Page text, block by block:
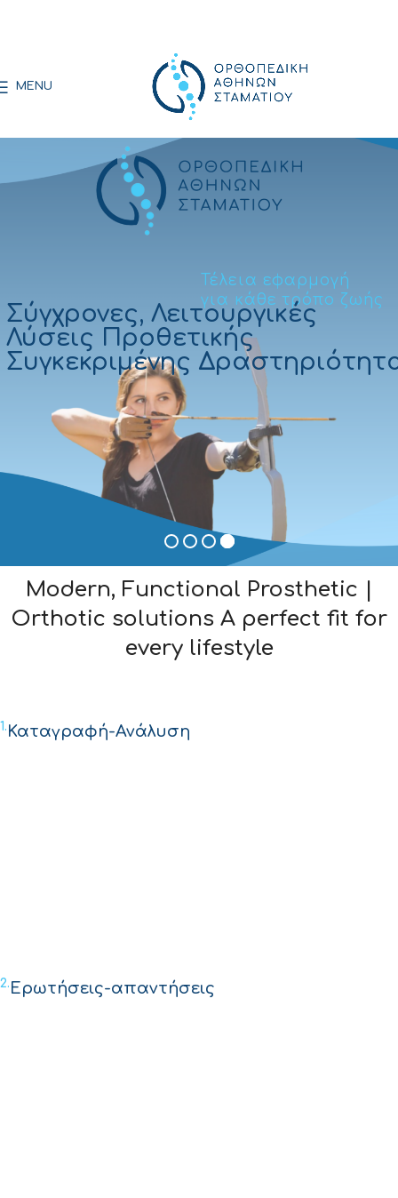
MENU
Σύγχρονες, Λειτουργικές
Λύσεις Προθετικής
Συγκεκριμένης
Τέλεια εφαρμογή
για κάθε τρόπο ζωής
Modern, Functional Prosthetic |
Orthotic solutions A perfect fit for
every lifestyle
1. Καταγραφή-Ανάλυση
2. Ερωτήσεις-απαντήσεις